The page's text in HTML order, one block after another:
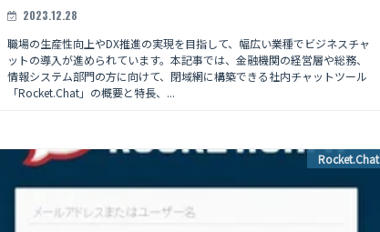
2023.12.28
職場の生産性向上やDX推進の実現を目指して、幅広い業種でビジネスチャ
ットの導入が進められています。本記事では、金融機関の経営層や総務、
情報システム部門の方に向けて、閉域網に構築できる社内チャットツール
「Rocket.Chat」の概要と特長、...
Rocket.Chat